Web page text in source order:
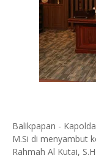
Balikpapan -
M.Si di menyambut
Rahmah Al Kutai,